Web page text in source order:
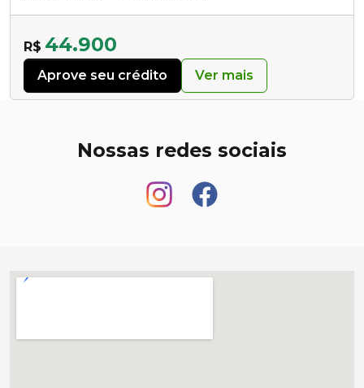
R$ 44.900
Aprove seu crédito Ver mais
Nossas redes sociais